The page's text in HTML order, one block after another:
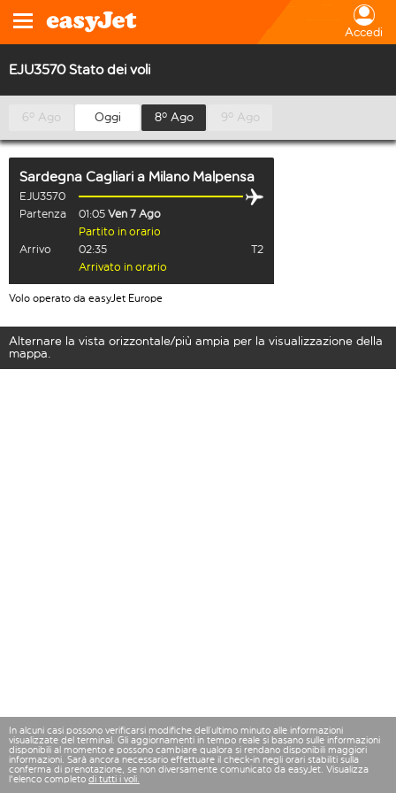
Accedi
EJU3570 Stato dei voli
6º Ago Oggi 8º Ago 9º Ago
Sardegna Cagliari a Milano Malpensa
EJU3570
Partenza
01:05 Ven 7 Ago
Partito in orario
Arrivo
02:35
T2
Arrivato in orario
Volo operato da easyJet Europe
Alternare la vista orizzontale/più ampia per la visualizzazione della
mappa.
In alcuni casi possono verificarsi modifiche dell’ultimo minuto alle informazioni
visualizzate del terminal. Gli aggiornamenti in tempo reale si basano sulle informazioni
disponibili al momento e possono cambiare qualora si rendano disponibili maggiori
informazioni. Sarà ancora necessario effettuare il check-in negli orari stabiliti sulla
conferma di prenotazione, se non diversamente comunicato da easyJet. Visualizza
l'elenco completo di tutti i voli.